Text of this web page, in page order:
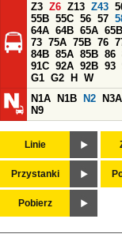
Z3 Z6 Z13 Z43
55B 55C 56 57
64A 64B 65A 65B
73 75A 75B 76
84B 85A 85B 86
91C 92A 92B 93
G1 G2 H
W
N1A
N1B N2 N3A
N9
Linie
Przystanki
Pobierz